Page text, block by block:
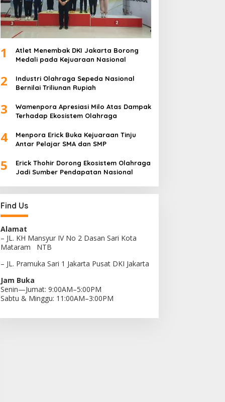
1
Atlet Menembak DKI Jakarta Borong
Medali pada Kejuaraan Nasional
2
Industri Olahraga Sepeda Nasional
Bernilai Triliunan Rupiah
3
Wamenpora Apresiasi Milo Atas Dampak
Terhadap Ekosistem Olahraga
4
Menpora Erick Buka Kejuaraan Tinju
Antar Pelajar SMA dan SMP
5
Erick Thohir Dorong Ekosistem Olahraga
Jadi Sumber Pendapatan Nasional
Find Us
Alamat
– JL. KH Mansyur IV No 2 Dasan Sari Kota
Mataram NTB
– JL. Pramuka Sari 1 Jakarta Pusat DKI Jakarta
Jam Buka
Senin—Jumat: 9:00AM–5:00PM
Sabtu & Minggu: 11:00AM–3:00PM